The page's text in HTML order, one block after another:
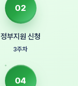
02
정부지원 신청
3주차
04